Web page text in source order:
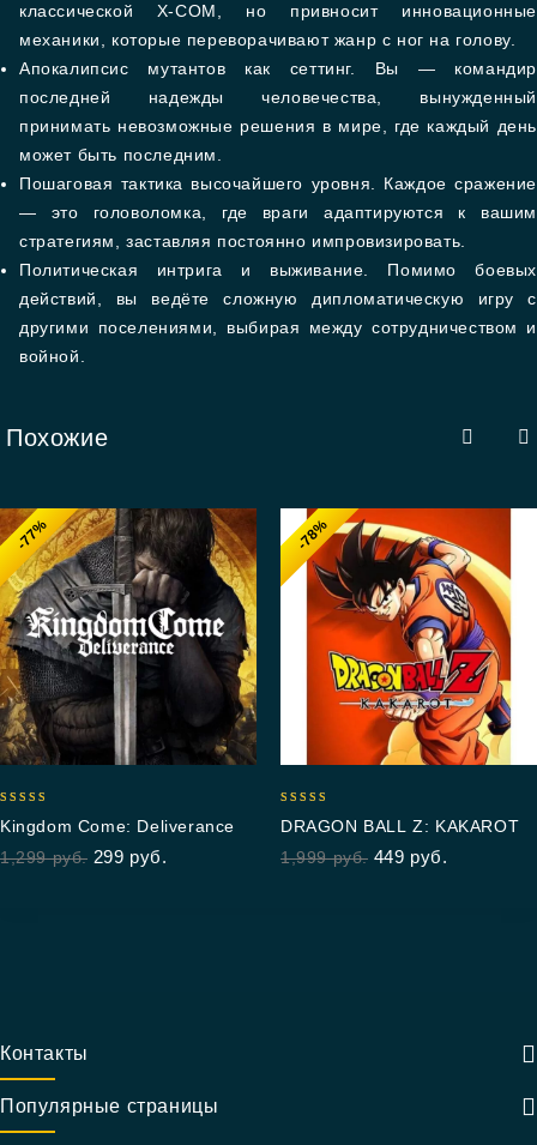
классической X-COM, но привносит инновационные
механики, которые переворачивают жанр с ног на голову.
Апокалипсис мутантов как сеттинг. Вы — командир
последней надежды человечества, вынужденный
принимать невозможные решения в мире, где каждый день
может быть последним.
Пошаговая тактика высочайшего уровня. Каждое сражение
— это головоломка, где враги адаптируются к вашим
стратегиям, заставляя постоянно импровизировать.
Политическая интрига и выживание. Помимо боевых
действий, вы ведёте сложную дипломатическую игру с
другими поселениями, выбирая между сотрудничеством и
войной.
Похожие
-77%
out of 5
Kingdom Come: Deliverance
1,299руб. 299 руб.
-78%
out of 5
DRAGON BALL Z: KAKAROT
1,999руб. 449 руб.
Контакты
Популярные страницы